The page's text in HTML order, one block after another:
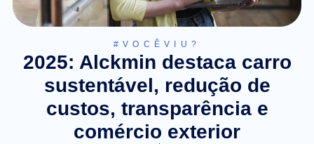
#VOCÊVIU?
2025: Alckmin destaca carro
sustentável, redução de
custos, transparência e
comércio exterior